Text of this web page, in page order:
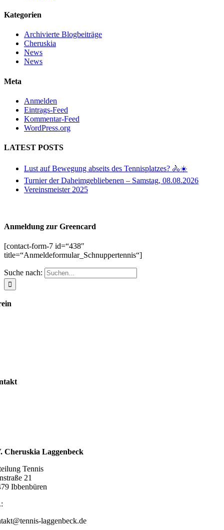
Kategorien
Archivierte Blogbeiträge
Cheruskia
News
News
Meta
Anmelden
Eintrags-Feed
Kommentar-Feed
WordPress.org
LATEST POSTS
Lust auf Bewegung abseits des Tennisplatzes? 🚴☀️
Turnier der Daheimgebliebenen – Samstag, 08.08.2026
Vereinsmeister 2025
Anmeldung zur Greencard
[contact-form-7 id=“438″
title=“Anmeldeformular_Schnuppertennis“]
Suche nach:
Cheruskia Laggenbeck
Tennis
21
Ibbenbüren
laggenbeck.de